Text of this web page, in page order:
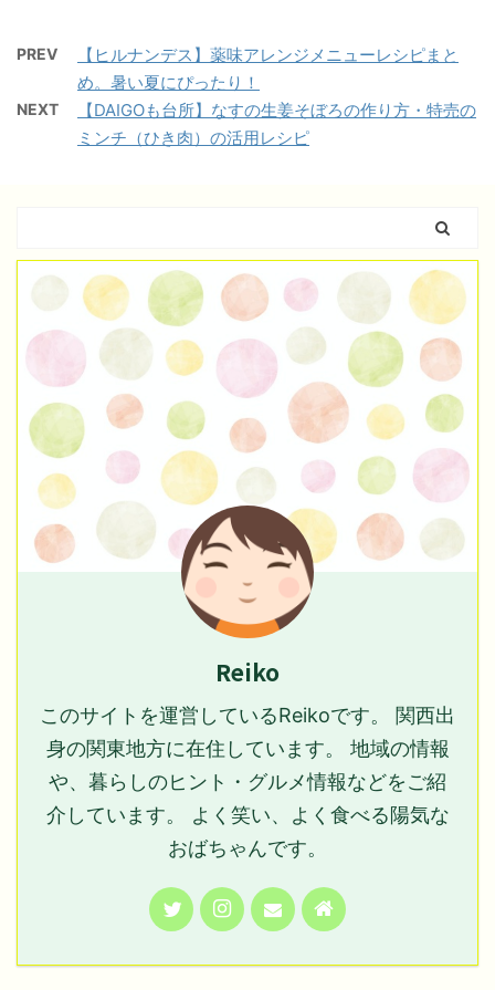
PREV
【ヒルナンデス】薬味アレンジメニューレシピまと
め。暑い夏にぴったり！
NEXT
【DAIGOも台所】なすの生姜そぼろの作り方・特売の
ミンチ（ひき肉）の活用レシピ
Reiko
このサイトを運営しているReikoです。 関西出
身の関東地方に在住しています。 地域の情報
や、暮らしのヒント・グルメ情報などをご紹
介しています。 よく笑い、よく食べる陽気な
おばちゃんです。